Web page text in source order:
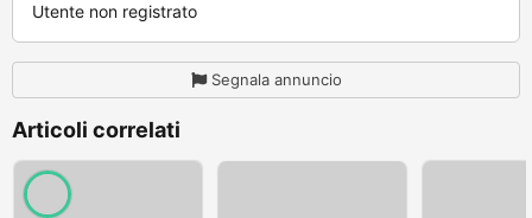
Utente non registrato
Segnala annuncio
Articoli correlati